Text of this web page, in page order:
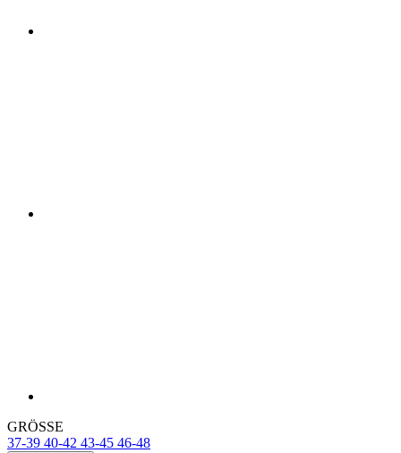
GRÖSSE
37-39 40-42 43-45 46-48